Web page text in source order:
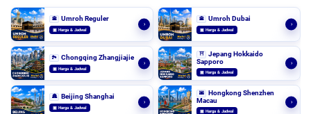
🕋 Umroh Reguler
▣ Harga & Jadwal
›
🕋 Umroh Dubai
▣ Harga & Jadwal
›
🏞️ Chongqing Zhangjiajie
▣ Harga & Jadwal
›
⛩️
Jepang Hokkaido
Sapporo
▣ Harga & Jadwal
›
🏯 Beijing Shanghai
▣ Harga & Jadwal
›
🌆
Hongkong Shenzhen
Macau
▣ Harga & Jadwal
›